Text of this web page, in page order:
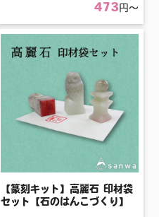
473円〜
【篆刻キット】高麗石 印材袋
セット【石のはんこづくり】